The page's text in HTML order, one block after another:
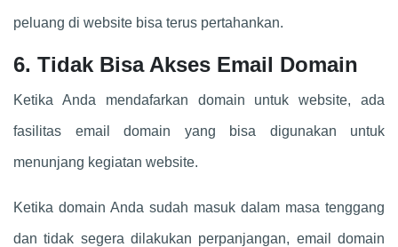
peluang di website bisa terus pertahankan.
6. Tidak Bisa Akses Email Domain
Ketika Anda mendafarkan domain untuk website, ada
fasilitas email domain yang bisa digunakan untuk
menunjang kegiatan website.
Ketika domain Anda sudah masuk dalam masa tenggang
dan tidak segera dilakukan perpanjangan, email domain